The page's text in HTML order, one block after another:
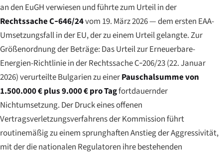
an den EuGH verwiesen und führte zum Urteil in der
Rechtssache C‑646/24vom 19. März 2026 — dem ersten EAA-
Umsetzungsfall in der EU, der zu einem Urteil gelangte. Zur
Größenordnung der Beträge: Das Urteil zur Erneuerbare-
Energien-Richtlinie in der Rechtssache C‑206/23 (22. Januar
2026) verurteilte Bulgarien zu einerPauschalsumme von
1.500.000 € plus 9.000 € pro Tagfortdauernder
Nichtumsetzung. Der Druck eines offenen
Vertragsverletzungsverfahrens der Kommission führt
routinemäßig zu einem sprunghaften Anstieg der Aggressivität,
mit der die nationalen Regulatoren ihre bestehenden